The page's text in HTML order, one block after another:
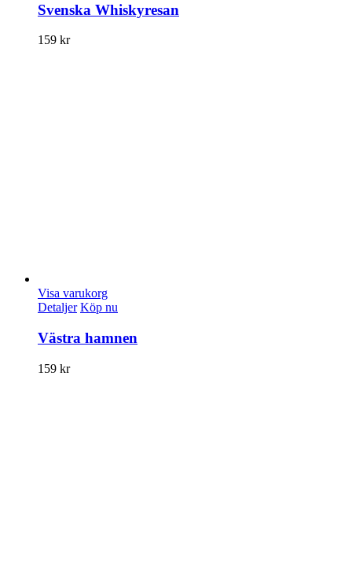
Svenska Whiskyresan
159 kr
Visa varukorg
Detaljer Köp nu
Västra hamnen
159 kr